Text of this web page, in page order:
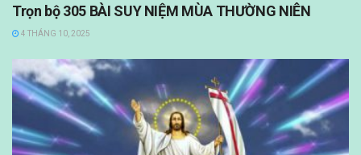
Trọn bộ 305 BÀI SUY NIỆM MÙA THƯỜNG NIÊN
4 THÁNG 10, 2025